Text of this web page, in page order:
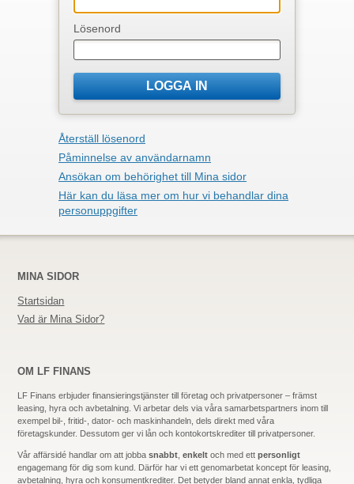
Lösenord
LOGGA IN
Återställ lösenord
Påminnelse av användarnamn
Ansökan om behörighet till Mina sidor
Här kan du läsa mer om hur vi behandlar dina
personuppgifter
MINA SIDOR
Startsidan
Vad är Mina Sidor?
OM LF FINANS
LF Finans erbjuder finansieringstjänster till företag och privatpersoner – främst
leasing, hyra och avbetalning. Vi arbetar dels via våra samarbetspartners inom till
exempel bil-, fritid-,dator- och maskinhandeln, dels direkt med våra
företagskunder. Dessutom ger vi lån och kontokortskrediter till privatpersoner.
Vår affärsidé handlar om att jobbasnabbt ,enkelt och med ettpersonligt
engagemang för dig som kund. Därför har vi ett genomarbetat koncept för leasing,
avbetalning, hyra och konsumentkrediter. Det betyder bland annat enkla, tydliga